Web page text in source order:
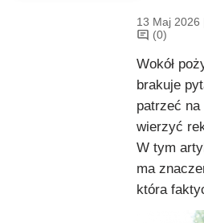
13 Maj 2026
(0)
Wokół
brakuje
patrzeć
wierzyć
W tym
ma
która